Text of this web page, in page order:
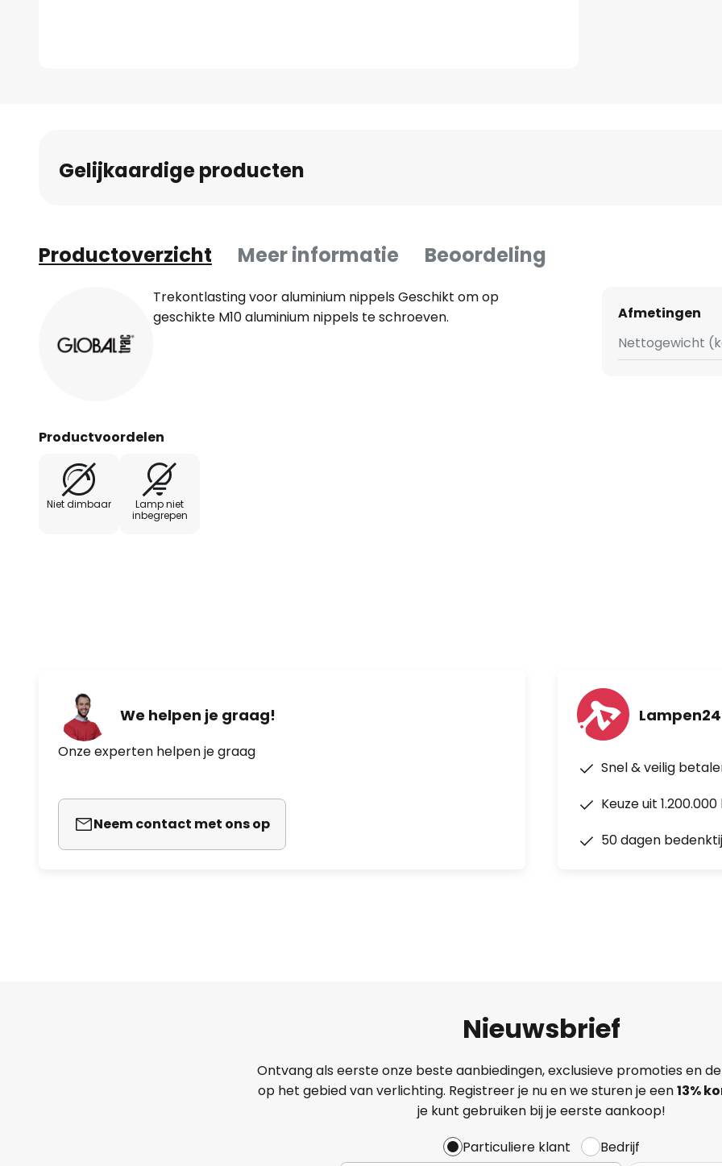
vanGelijkaardige producten
Productoverzicht Meer informatie Beoordeling
Trekontlasting voor aluminium nippels Geschikt om op
geschikte M10 aluminium nippels te schroeven.
Productvoordelen
Niet dimbaar
Lamp niet
inbegrepen
Afmetingen
Nettogewicht
We helpen je graag!
Onze experten helpen je graag
Neem contact met ons op
Snel & veilig
Keuze uit
50 dagen
Nieuwsbrief
Ontvang als eerste onze beste aanbiedingen, exclusieve promoties en
op het gebied van verlichting. Registreer je nu en we sturen je een13%
je kunt gebruiken bij je eerste aankoop!
Particuliere klant
Bedrijf